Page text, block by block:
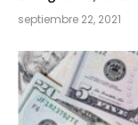
septiembre 22, 2021